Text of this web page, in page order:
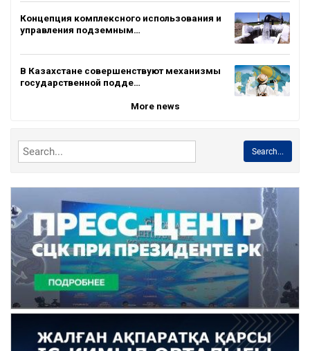
Концепция комплексного использования и
управления подземным…
В Казахстане совершенствуют механизмы
государственной подде…
More news
Search...